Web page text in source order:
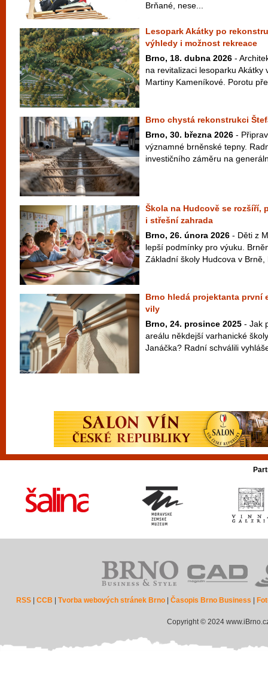
Brňané, nese...
Lesopark Akátky po
výhledy i možnost rekreace
Brno, 18. dubna 2026 -
na revitalizaci lesoparku Akátky
Martiny Kameníkové. Porotu
Brno chystá rekonstrukci
Brno, 30. března 2026 -
významné brněnské tepny.
investičního záměru na
Škola na Hudcově se rozšíří,
i střešní zahrada
Brno, 26. února 2026 - Děti z
lepší podmínky pro výuku.
Základní školy Hudcova v Brně,
Brno hledá projektanta první
vily
Brno, 24. prosince 2025 - Jak
areálu někdejší varhanické
Janáčka? Radní schválili
RSS |CCB |Tvorba webových stránek Brno |Časopis Brno Business
Copyright © 2024